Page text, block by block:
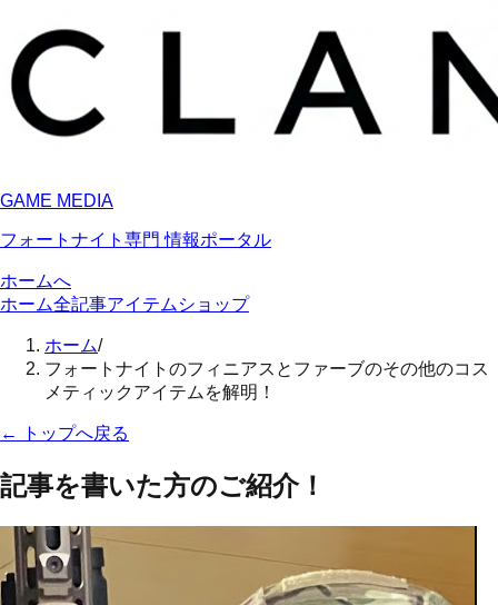
GAME MEDIA
フォートナイト専門 情報ポータル
ホームへ
ホーム全記事アイテムショップ
ホーム/
フォートナイトのフィニアスとファーブのその他のコス
メティックアイテムを解明！
← トップへ戻る
記事を書いた方のご紹介！